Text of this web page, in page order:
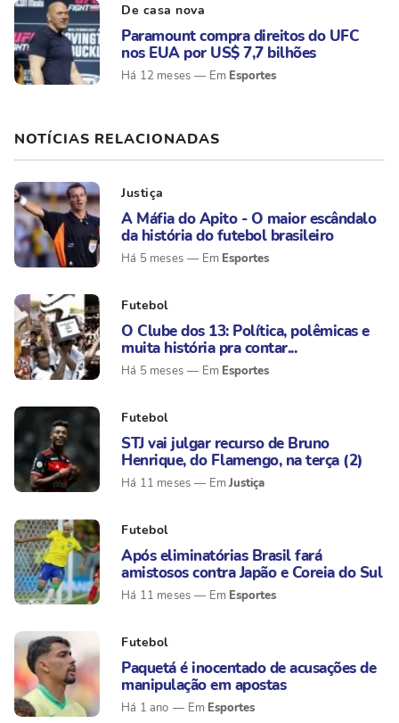
De casa nova
Paramount compra direitos do UFC
nos EUA por US$ 7,7 bilhões
Há 12 meses Esportes
NOTÍCIAS RELACIONADAS
Justiça
A Máfia do Apito - O maior escândalo
da história do futebol brasileiro
Há 5 meses Esportes
Futebol
O Clube dos 13: Política, polêmicas e
muita história pra contar...
Há 5 meses Esportes
Futebol
STJ vai julgar recurso de Bruno
Henrique, do Flamengo, na terça (2)
Há 11 meses Justiça
Futebol
Após eliminatórias Brasil fará
amistosos contra Japão e Coreia do Sul
Há 11 meses Esportes
Futebol
Paquetá é inocentado de acusações de
manipulação em apostas
Há 1 ano Esportes